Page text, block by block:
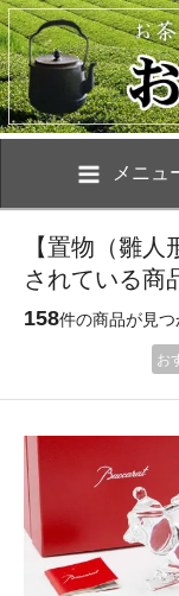
メニュ
【置物（雛
されている商
158件の商品が見
お